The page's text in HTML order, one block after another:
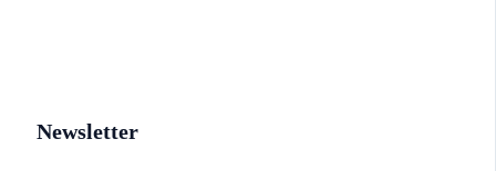
Newsletter